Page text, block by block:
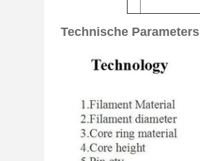
Technische Parameters